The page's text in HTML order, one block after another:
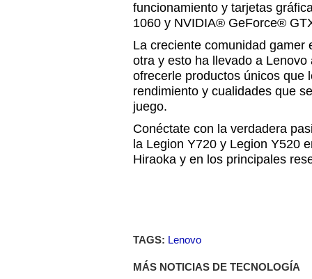
funcionamiento y tarjetas
1060 y NVIDIA® GeForce®
La creciente comunidad gamer
otra y esto ha llevado a
ofrecerle productos únicos que
rendimiento y cualidades que
juego.
Conéctate con la verdadera
la Legion Y720 y Legion Y520
Hiraoka y en los principales
TAGS: Lenovo
MÁS NOTICIAS DE TECNOLOGÍA